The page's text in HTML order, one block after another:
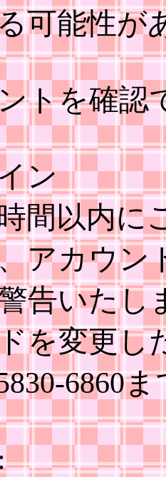
可能性が
トを確認
ン
間以内に
アカウン
告いたし
を変更し
6860